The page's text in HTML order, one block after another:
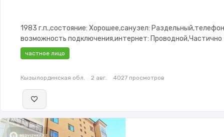
1983 г.п.,состояние: Хорошее,санузел:
возможность подключения,интернет: Проводной,Частично
меблирована,Частично меблирована,потолки:
3.0,Домофон,Видеонаблюдение,Пластиковые
частное лицо
Кызылординская обл. 2 авг. 4027 просмотров